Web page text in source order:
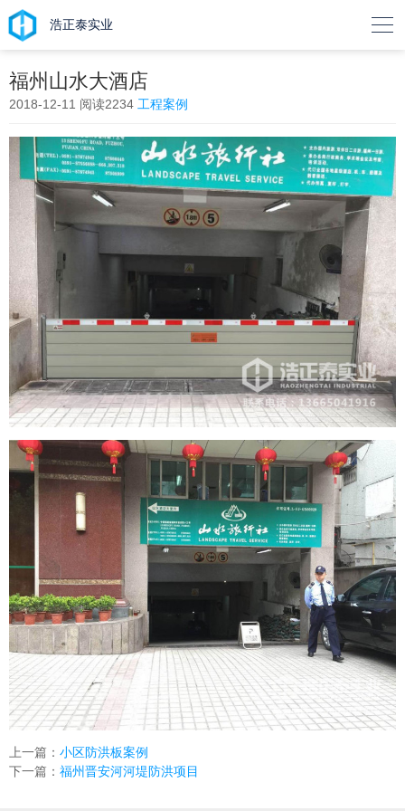
浩正泰实业 
福州山水大酒店
2018-12-11 阅读2234 工程案例
上一篇： 小区防洪板案例
下一篇： 福州晋安河河堤防洪项目